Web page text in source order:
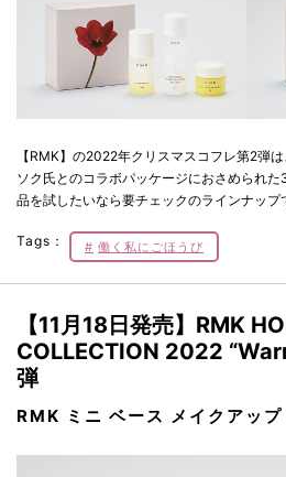
【RMK】の2022年クリスマスコフレ第2弾
ソク氏とのコラボパッケージにおさめられ
品を試したいなら要チェックのラインナップ
Tags： 働く私にごほうび
【11月18日発売】RMK
COLLECTION 2022
弾
RMK ミニ ベース メイクアッ